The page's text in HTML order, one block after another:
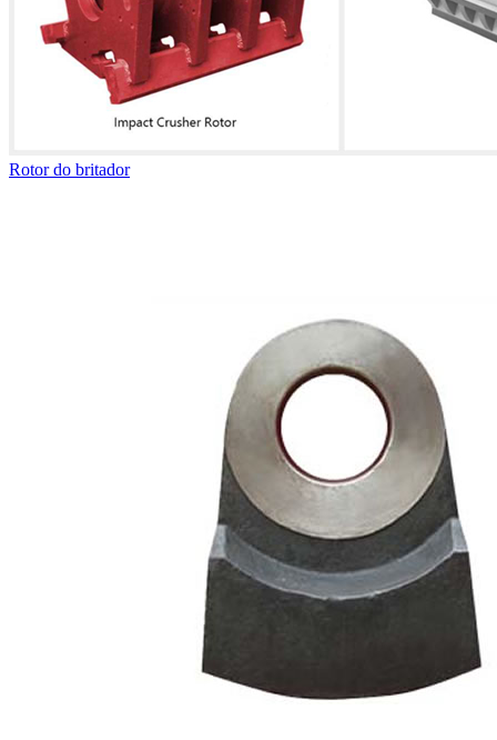
Rotor do britador